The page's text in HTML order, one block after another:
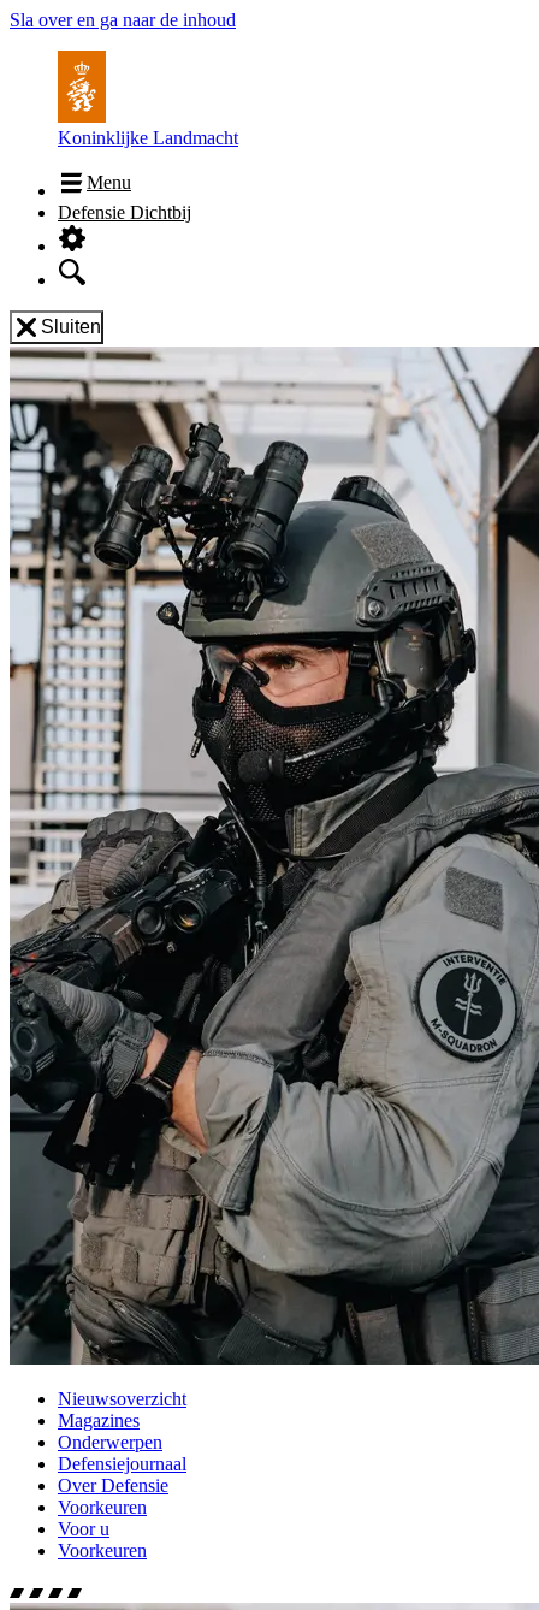
Sla over en ga naar de inhoud
Koninklijke Landmacht
Menu
Defensie Dichtbij
Sluiten
Nieuwsoverzicht
Magazines
Onderwerpen
Defensiejournaal
Over Defensie
Voorkeuren
Voor u
Voorkeuren